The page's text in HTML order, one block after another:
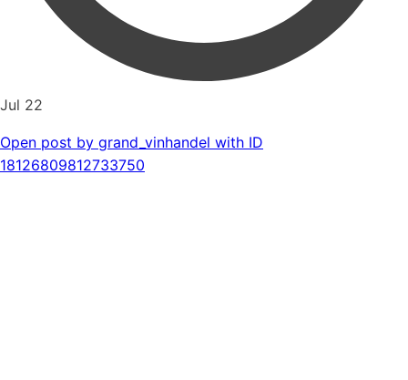
Jul 22
Open post by grand_vinhandel with ID
18126809812733750